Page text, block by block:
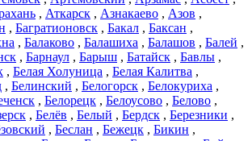
, Аткарск , Азнакаево , Азов ,
, Багратионовск , Бакал , Баксан ,
, Балаково , Балашиха , Балашов , Балей ,
, Барнаул , Барыш , Батайск , Бавлы ,
, Белая Холуница , Белая Калитва ,
, Белинский , Белогорск , Белокуриха ,
, Белорецк , Белоусово , Белово ,
, Белёв , Белый , Бердск , Березники ,
, Беслан , Бежецк , Бикин ,